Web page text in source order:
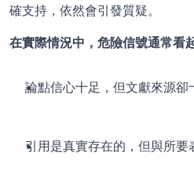
確支持，依然會引發質疑。
在實際情況中，危險信號通常看
論點信心十足，但文獻來源卻
引用是真實存在的，但與所要